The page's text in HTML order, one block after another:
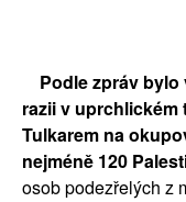
Podle zpráv bylo
razii v uprchlickém
Tulkarem na
nejméně 120
osob podezřelých z